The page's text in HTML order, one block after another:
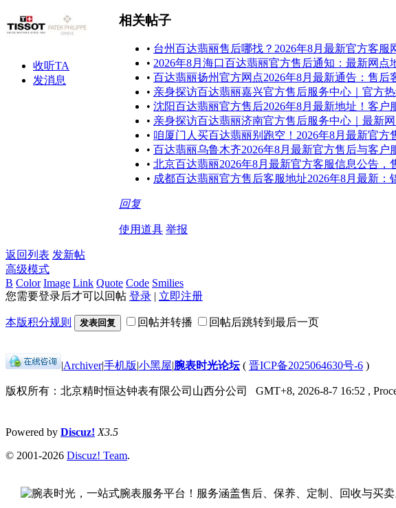
收听TA
发消息
相关帖子
• 台州百达翡丽售后哪找？2026年8月最新官方客服
• 2026年8月海口百达翡丽官方售后通知：最新网
• 百达翡丽扬州官方网点2026年8月最新通告：售
• 亲身探访百达翡丽嘉兴官方售后服务中心｜官方热
• 沈阳百达翡丽官方售后2026年8月最新地址！客户
• 亲身探访百达翡丽济南官方售后服务中心｜最新网
• 咱厦门人买百达翡丽别跑空！2026年8月最新官
• 百达翡丽乌鲁木齐2026年8月最新官方售后与客
• 北京百达翡丽2026年8月最新官方客服信息公告，
• 成都百达翡丽官方售后客服地址2026年8月最新：
回复
使用道具 举报
返回列表 发新帖
高级模式
B Color Image Link Quote Code Smilies
您需要登录后才可以回帖 登录 | 立即注册
本版积分规则 发表回复 回帖并转播 回帖后跳转到最后一页
|Archiver|手机版|小黑屋|腕表时光论坛( 晋ICP备2025064630号-6 )
版权所有：北京精时恒达钟表有限公司山西分公司 GMT+8, 2026-8-7 16:52 ,
Powered by Discuz! X3.5
© 2001-2026 Discuz! Team.